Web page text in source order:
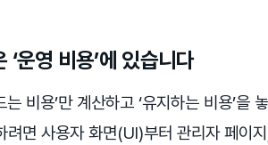
운영 비용’에 있습니다
비용’만 계산하고 ‘유지하는 비용’을
려면 사용자 화면(UI)부터 관리자 페이